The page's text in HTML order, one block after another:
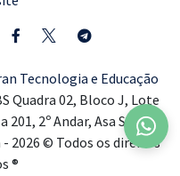
Tecnologia e Educação
Quadra 02, Bloco J, Lote
2º Andar, Asa Sul,
- 2026 © Todos os direitos
®